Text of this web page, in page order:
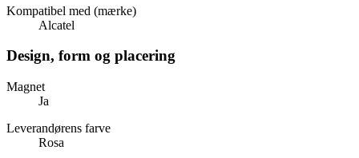
Kompatibel med (mærke)
Alcatel
Design, form og placering
Magnet
Ja
Leverandørens farve
Rosa